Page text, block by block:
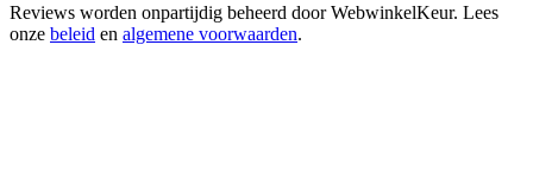
Reviews worden onpartijdig beheerd doorWebwinkelKeur. Lees
onze beleid en algemene voorwaarden.